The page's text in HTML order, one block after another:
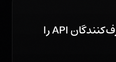
چه کسی روابط مصرف‌کنندگان API را